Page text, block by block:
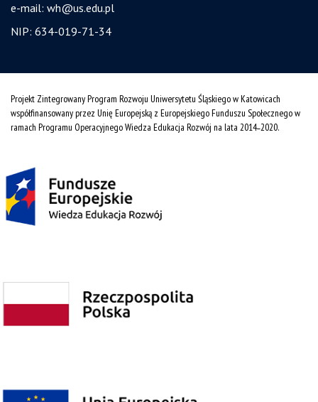
e-mail: wh@us.edu.pl
NIP: 634-019-71-34
Projekt Zintegrowany Program Rozwoju Uniwersytetu Śląskiego w Katowicach
współfinansowany przez Unię Europejską z Europejskiego Funduszu Społecznego w
ramach Programu Operacyjnego Wiedza Edukacja Rozwój na lata 2014˗2020.